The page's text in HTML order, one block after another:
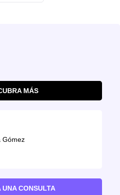
MÁS
Gómez
UNA CONSULTA